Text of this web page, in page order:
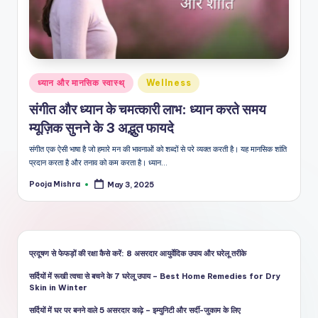
ली
का
भरो
सेमं
द
स्रो
त
Posted
in
ध्यान और मानसिक स्वास्थ् Wellness
संगीत और ध्यान के चमत्कारी लाभ: ध्यान करते समय
म्यूज़िक सुनने के 3 अद्भुत फायदे
संगीत एक ऐसी भाषा है जो हमारे मन की भावनाओं को शब्दों से परे व्यक्त करती है। यह मानसिक शांति
प्रदान करता है और तनाव को कम करता है। ध्यान…
Posted
Pooja Mishra May 3, 2025
प्रदूषण से फेफड़ों की रक्षा कैसे करें: 8 असरदार आयुर्वेदिक उपाय और घरेलू तरीके
सर्दियों में रूखी त्वचा से बचने के 7 घरेलू उपाय – Best Home Remedies for Dry
Skin in Winter
सर्दियों में घर पर बनने वाले 5 असरदार काढ़े – इम्युनिटी और सर्दी-जुकाम के लिए